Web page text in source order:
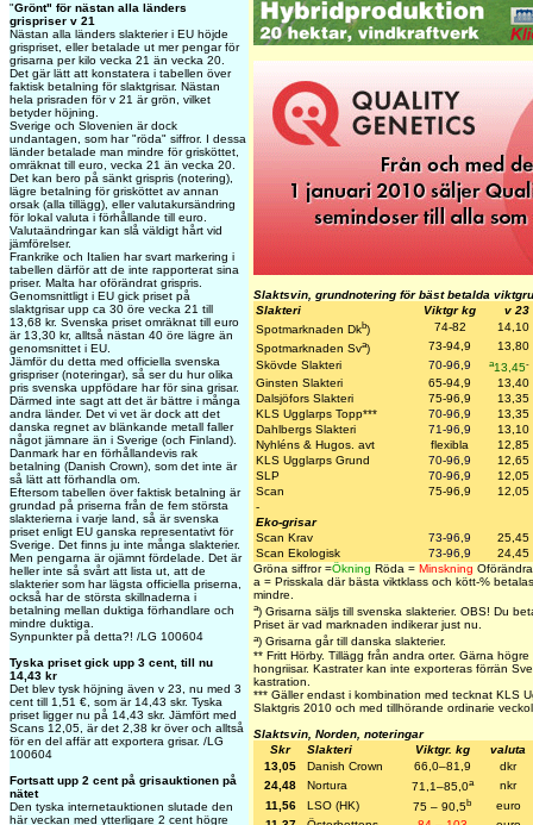
"Grönt" för nästan alla länders
grispriser v 21
Nästan alla länders slakterier i EU höjde
grispriset, eller betalade ut mer pengar för
grisarna per kilo vecka 21 än vecka 20.
Det gär lätt att konstatera i tabellen över
faktisk betalning för slaktgrisar. Nästan
hela prisraden för v 21 är grön, vilket
betyder höjning.
Sverige och Slovenien är dock
undantagen, som har "röda" siffror. I dessa
länder betalade man mindre för grisköttet,
omräknat till euro, vecka 21 än vecka 20.
Det kan bero på sänkt grispris (notering),
lägre betalning för grisköttet av annan
orsak (alla tillägg), eller valutakursändring
för lokal valuta i förhållande till euro.
Valutaändringar kan slå väldigt hårt vid
jämförelser.
Frankrike och Italien har svart markering i
tabellen därför att de inte rapporterat sina
priser. Malta har oförändrat grispris.
Genomsnittligt i EU gick priset på
slaktgrisar upp ca 30 öre vecka 21 till
13,68 kr. Svenska priset omräknat till euro
är 13,30 kr, alltså nästan 40 öre lägre än
genomsnittet i EU.
Jämför du detta med officiella svenska
grispriser (noteringar), så ser du hur olika
pris svenska uppfödare har för sina grisar.
Därmed inte sagt att det är bättre i många
andra länder. Det vi vet är dock att det
danska regnet av blänkande metall faller
något jämnare än i Sverige (och Finland).
Danmark har en förhållandevis rak
betalning (Danish Crown), som det inte är
så lätt att förhandla om.
Eftersom tabellen över faktisk betalning är
grundad på priserna från de fem största
slakterierna i varje land, så är svenska
priset enligt EU ganska representativt för
Sverige. Det finns ju inte många slakterier.
Men pengarna är ojämnt fördelade. Det är
heller inte så svårt att lista ut, att de
slakterier som har lägsta officiella priserna,
också har de största skillnaderna i
betalning mellan duktiga förhandlare och
mindre duktiga.
Synpunkter på detta?! /LG 100604
Tyska priset gick upp 3 cent, till nu
14,43 kr
Det blev tysk höjning även v 23, nu med 3
cent till 1,51 €, som är 14,43 skr. Tyska
priset ligger nu på 14,43 skr. Jämfört med
Scans 12,05, är det 2,38 kr över och alltså
för en del affär att exportera grisar. /LG
100604
Fortsatt upp 2 cent på grisauktionen på
nätet
Den tyska internetauktionen slutade den
här veckan med ytterligare 2 cent högre
Slaktsvin, grundnotering för bäst betalda
Slakteri
Viktgr kg
v 23
Spotmarknaden Dkb) 74-82
14,10
Spotmarknaden Sva) 73-94,9
13,80
Skövde Slakteri
70-96,9 a13,45-
Ginsten Slakteri 65-94,9
13,40
Dalsjöfors Slakteri
75-96,9
13,35
KLS Ugglarps Topp*** 70-96,9
13,35
Dahlbergs Slakteri
71-96,9
13,10
Nyhléns & Hugos. avt
flexibla
12,85
KLS Ugglarps Grund
70-96,9
12,65
SLP
70-96,9
12,05
Scan
75-96,9
12,05
-
Eko-grisar
Scan Krav
73-96,9
25,45
Scan Ekologisk
73-96,9
24,45
Gröna siffror =Ökning Röda = Minskning
a = Prisskala där bästa viktklass och kött-%
mindre.
a) Grisarna säljs till svenska slakterier. OBS! Du
Priset är vad marknaden indikerar just nu.
a) Grisarna går till danska slakterier.
** Fritt Hörby. Tillägg från andra orter. Gärna
hongriisar. Kastrater kan inte exporteras förrän
kastration.
*** Gäller endast i kombination med tecknat KLS
Slaktgris 2010 och med tillhörande ordinarie
Slaktsvin, Norden, noteringar
Skr
Slakteri Viktgr. kg
valuta
13,05
Danish Crown 66,0–81,9
dkr
24,48
Nortura 71,1–85,0a
nkr
11,56
LSO (HK) 75 – 90,5b
euro